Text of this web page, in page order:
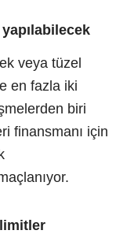
veya tüzel
en fazla iki
biri
finansmanı için